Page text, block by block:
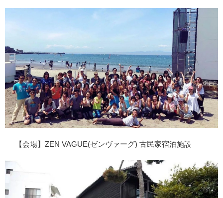
【会場】ZEN VAGUE(ゼンヴァーグ) 古民家宿泊施設